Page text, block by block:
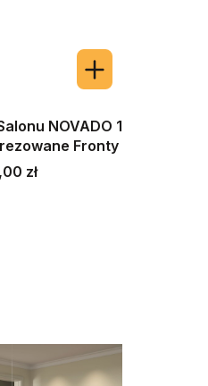
NOVADO 1
Fronty
zł